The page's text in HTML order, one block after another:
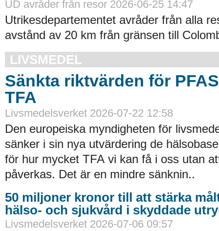
UD avråder från resor 2026-06-25 14:47
Utrikesdepartementet avråder från alla
avstånd av 20 km från gränsen till
LIVSMEDEL
Sänkta riktvärden för
TFA
Livsmedelsverket 2026-07-22 12:58
Den europeiska myndigheten för
sänker i sin nya utvärdering de
för hur mycket TFA vi kan få i oss utan
påverkas. Det är en mindre sänknin..
50 miljoner kronor till att stärka
hälso- och sjukvård i skyddade
Livsmedelsverket 2026-07-06 09:57